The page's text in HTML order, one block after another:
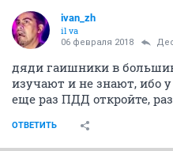
ivаn_zh
il va
06 февраля 2018
дяди гаишники в
изучают и не знают, ибо
еще раз ПДД откройте,
ОТВЕТИТЬ